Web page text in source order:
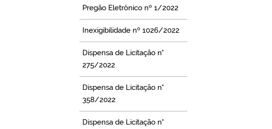
Pregão Eletrônico nº 1/2022
Inexigibilidade nº 1026/2022
Dispensa de Licitação n°
275/2022
Dispensa de Licitação n°
358/2022
Dispensa de Licitação n°